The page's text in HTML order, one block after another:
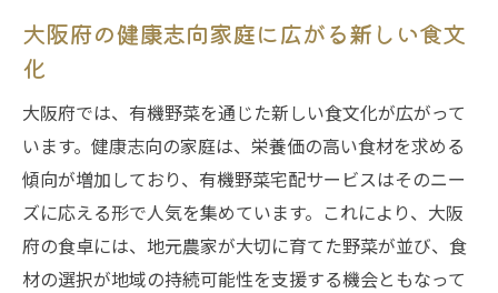
大阪府の健康志向家庭に広がる新しい食文
化
大阪府では、有機野菜を通じた新しい食文化が広がって
います。健康志向の家庭は、栄養価の高い食材を求める
傾向が増加しており、有機野菜宅配サービスはそのニー
ズに応える形で人気を集めています。これにより、大阪
府の食卓には、地元農家が大切に育てた野菜が並び、食
材の選択が地域の持続可能性を支援する機会ともなって